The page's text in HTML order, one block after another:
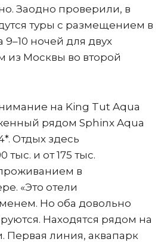
Заодно проверили, в
туры с размещением в
9–10 ночей для двух
из Москвы во второй
на King Tut Aqua
рядом Sphinx Aqua
Отдых здесь
тыс. и от 175 тыс.
в
«Это отели
Но оба довольно
Находятся рядом на
Первая линия, аквапарк